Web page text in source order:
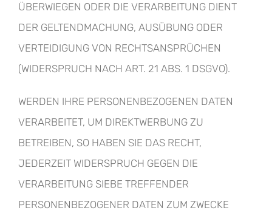
ÜBERWIEGEN ODER DIE VERARBEITUNG DIENT
DER GELTENDMACHUNG, AUSÜBUNG ODER
VERTEIDIGUNG VON RECHTSANSPRÜCHEN
(WIDERSPRUCH NACH ART. 21 ABS. 1 DSGVO).
WERDEN IHRE PERSONENBEZOGENEN DATEN
VERARBEITET, UM DIREKTWERBUNG ZU
BETREIBEN, SO HABEN SIE DAS RECHT,
JEDERZEIT WIDERSPRUCH GEGEN DIE
VERARBEITUNG SIEBE TREFFENDER
PERSONENBEZOGENER DATEN ZUM ZWECKE